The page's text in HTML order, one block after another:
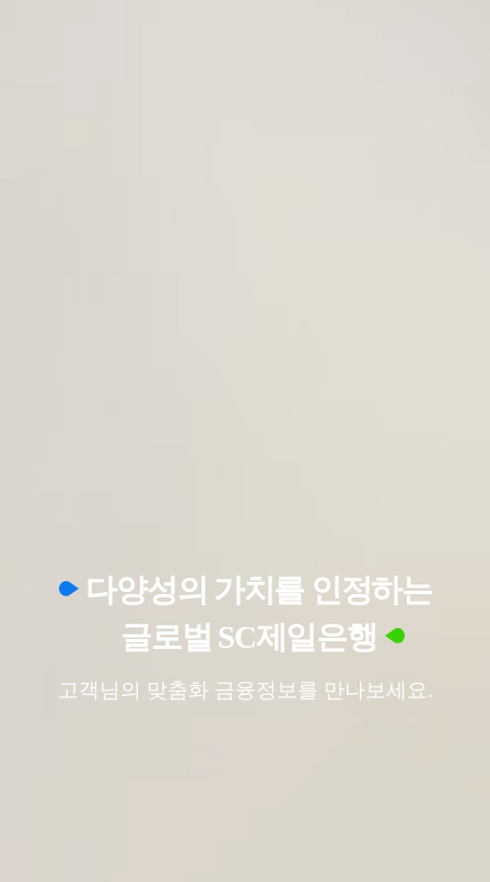
다양성의 가치를 인정하는
글로벌 SC제일은행
고객님의 맞춤화 금융정보를 만나보세요.